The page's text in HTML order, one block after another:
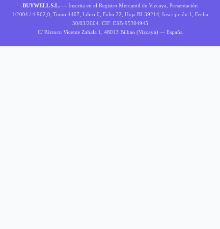
BUYWELL S.L. — Inscrita en el Registro Mercantil de Vizcaya, Presentación
1/2004 / 4.962,0, Tomo 4407, Libro 0, Folio 22, Hoja BI-39214, Inscripción 1, Fecha
30/03/2004. CIF: ESB-95304945
C/ Párroco Vicente Zabala 1, 48013 Bilbao (Vizcaya) — España